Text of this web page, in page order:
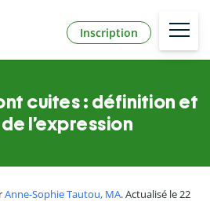
Inscription
cuites : définition et
l’expression
Anne-Sophie Tautou, MA. Actualisé le 22